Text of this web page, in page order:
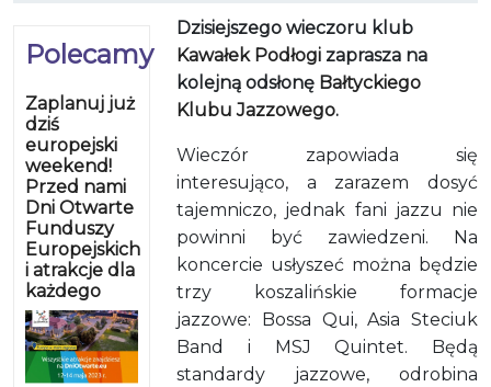
Polecamy
Zaplanuj już
dziś
europejski
weekend!
Przed nami
Dni Otwarte
Funduszy
Europejskich
i atrakcje dla
każdego
Dzisiejszego wieczoru klub
Kawałek Podłogi zaprasza na
kolejną odsłonę Bałtyckiego
Klubu Jazzowego.
Wieczór zapowiada się
interesująco, a zarazem dosyć
tajemniczo, jednak fani jazzu nie
powinni być zawiedzeni. Na
koncercie usłyszeć można będzie
trzy koszalińskie formacje
jazzowe: Bossa Qui, Asia Steciuk
Band i MSJ Quintet. Będą
standardy jazzowe, odrobina